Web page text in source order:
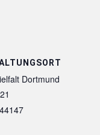
Dortmund
44147